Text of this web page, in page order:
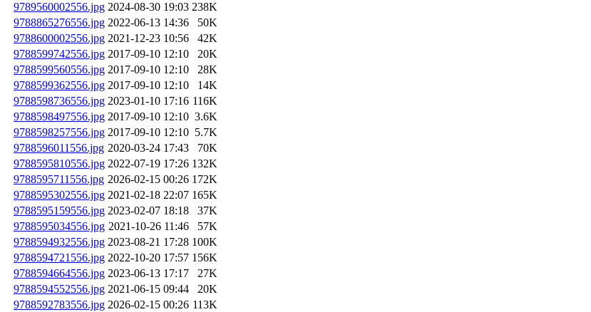
9789560002556.jpg 2024-08-30 19:03 238K
9788865276556.jpg 2022-06-13 14:36
50K
9788600002556.jpg 2021-12-23 10:56
42K
9788599742556.jpg 2017-09-10 12:10
20K
9788599560556.jpg 2017-09-10 12:10
28K
9788599362556.jpg 2017-09-10 12:10
14K
9788598736556.jpg 2023-01-10 17:16 116K
9788598497556.jpg 2017-09-10 12:10 3.6K
9788598257556.jpg 2017-09-10 12:10 5.7K
9788596011556.jpg 2020-03-24 17:43
70K
9788595810556.jpg 2022-07-19 17:26 132K
9788595711556.jpg 2026-02-15 00:26 172K
9788595302556.jpg 2021-02-18 22:07 165K
9788595159556.jpg 2023-02-07 18:18
37K
9788595034556.jpg 2021-10-26 11:46
57K
9788594932556.jpg 2023-08-21 17:28 100K
9788594721556.jpg 2022-10-20 17:57 156K
9788594664556.jpg 2023-06-13 17:17
27K
9788594552556.jpg 2021-06-15 09:44
20K
9788592783556.jpg 2026-02-15 00:26 113K